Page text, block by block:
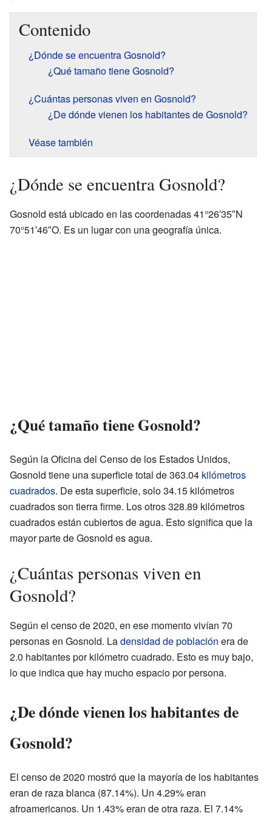
Contenido
¿Dónde se encuentra Gosnold?
¿Qué tamaño tiene Gosnold?
¿Cuántas personas viven en Gosnold?
¿De dónde vienen los habitantes de Gosnold?
Véase también
¿Dónde se encuentra Gosnold?
Gosnold está ubicado en las coordenadas 41°26′35″N
70°51′46″O. Es un lugar con una geografía única.
¿Qué tamaño tiene Gosnold?
Según la Oficina del Censo de los Estados Unidos,
Gosnold tiene una superficie total de 363.04 kilómetros
cuadrados. De esta superficie, solo 34.15 kilómetros
cuadrados son tierra firme. Los otros 328.89 kilómetros
cuadrados están cubiertos de agua. Esto significa que la
mayor parte de Gosnold es agua.
¿Cuántas personas viven en
Gosnold?
Según el censo de 2020, en ese momento vivían 70
personas en Gosnold. Ladensidad de población era de
2.0 habitantes por kilómetro cuadrado. Esto es muy bajo,
lo que indica que hay mucho espacio por persona.
¿De dónde vienen los habitantes de
Gosnold?
El censo de 2020 mostró que la mayoría de los habitantes
eran de raza blanca (87.14%). Un 4.29% eran
afroamericanos. Un 1.43% eran de otra raza. El 7.14%